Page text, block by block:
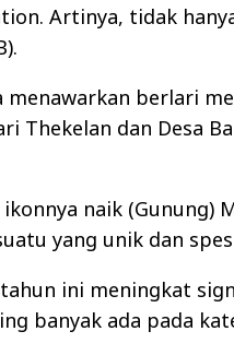
Artinya, tidak
menawarkan berlari
Thekelan dan Desa
naik
yang unik dan
ini meningkat
banyak ada pada